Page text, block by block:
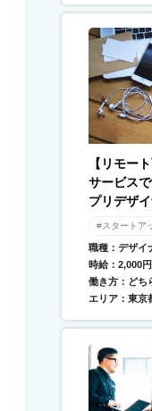
【リモー
サービス
プリデザ
Webデザ
#スタートア
職種：デザイ
時給：2,000
働き方：どち
エリア：東京